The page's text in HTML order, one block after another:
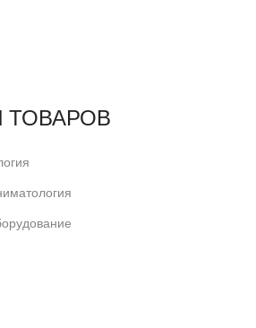
ТОВАРОВ